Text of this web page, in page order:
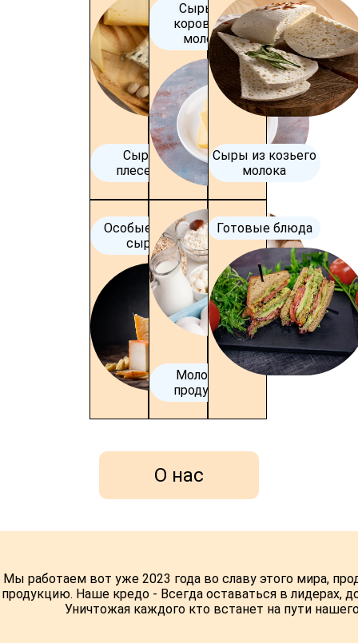
Сыры с
плесенью
Сыры из
коровьего
молока
Сыры из козьего
молока
Особые виды
сыров
Молочная
продукция
Готовые блюда
О нас
Мы работаем вот уже 2023 года во славу этого мира,
продукцию. Наше кредо - Всегда оставаться в лидерах,
Уничтожая каждого кто встанет на пути